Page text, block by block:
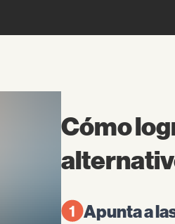
Cómo
Apunta a